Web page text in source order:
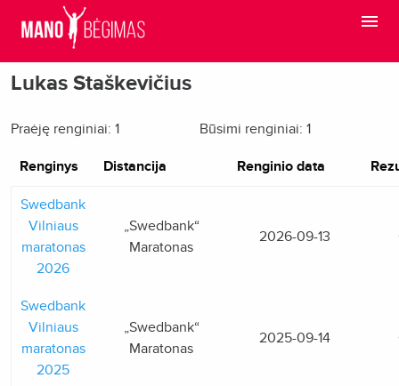
Lukas Staškevičius
Praėję renginiai: 1 Būsimi renginiai: 1
Renginys Distancija Renginio data
Swedbank
Vilniaus
maratonas
2026
„Swedbank“
Maratonas
2026-09-13
Swedbank
Vilniaus
maratonas
2025
„Swedbank“
Maratonas
2025-09-14